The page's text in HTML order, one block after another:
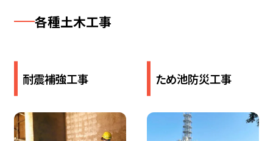
各​種土木​工事
耐震補強工事 ため池防災工事